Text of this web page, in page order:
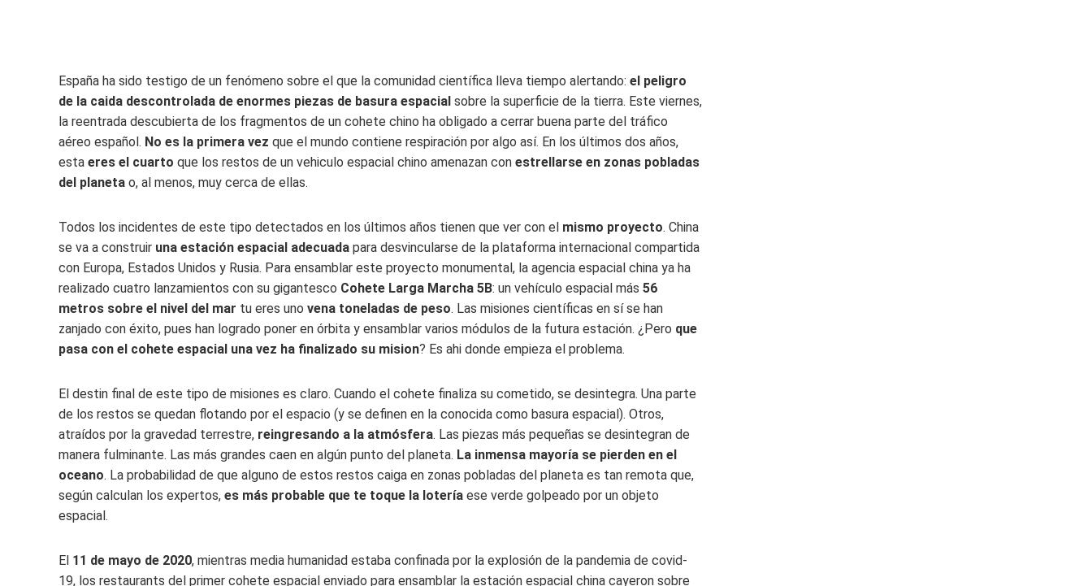
España ha sido testigo de un fenómeno sobre el que la comunidad científica lleva tiempo alertando: el peligro
de la caida descontrolada de enormes piezas de basura espacial sobre la superficie de la tierra. Este viernes,
la reentrada descubierta de los fragmentos de un cohete chino ha obligado a cerrar buena parte del tráfico
aéreo español. No es la primera vez que el mundo contiene respiración por algo así. En los últimos dos años,
esta eres el cuarto que los restos de un vehiculo espacial chino amenazan con estrellarse en zonas pobladas
del planeta o, al menos, muy cerca de ellas.
Todos los incidentes de este tipo detectados en los últimos años tienen que ver con el mismo proyecto. China
se va a construir una estación espacial adecuada para desvincularse de la plataforma internacional compartida
con Europa, Estados Unidos y Rusia. Para ensamblar este proyecto monumental, la agencia espacial china ya ha
realizado cuatro lanzamientos con su gigantesco Cohete Larga Marcha 5B: un vehículo espacial más 56
metros sobre el nivel del mar tu eres uno vena toneladas de peso. Las misiones científicas en sí se han
zanjado con éxito, pues han logrado poner en órbita y ensamblar varios módulos de la futura estación. ¿Pero que
pasa con el cohete espacial una vez ha finalizado su mision? Es ahi donde empieza el problema.
El destin final de este tipo de misiones es claro. Cuando el cohete finaliza su cometido, se desintegra. Una parte
de los restos se quedan flotando por el espacio (y se definen en la conocida como basura espacial). Otros,
atraídos por la gravedad terrestre, reingresando a la atmósfera. Las piezas más pequeñas se desintegran de
manera fulminante. Las más grandes caen en algún punto del planeta. La inmensa mayoría se pierden en el
oceano. La probabilidad de que alguno de estos restos caiga en zonas pobladas del planeta es tan remota que,
según calculan los expertos, es más probable que te toque la lotería ese verde golpeado por un objeto
espacial.
El 11 de mayo de 2020, mientras media humanidad estaba confinada por la explosión de la pandemia de covid-
19, los restaurants del primer cohete espacial enviado para ensamblar la estación espacial china cayeron sobre